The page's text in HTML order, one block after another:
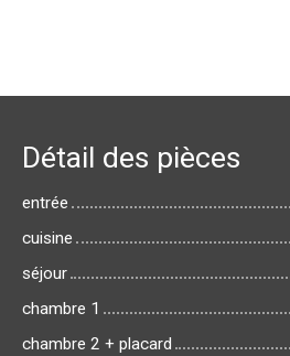
Détail des pièces
entrée
cuisine
séjour
chambre 1
chambre 2 + placard